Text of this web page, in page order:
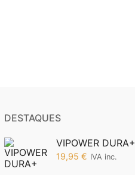
DESTAQUES
VIPOWER DURA+
19,95 € IVA inc.